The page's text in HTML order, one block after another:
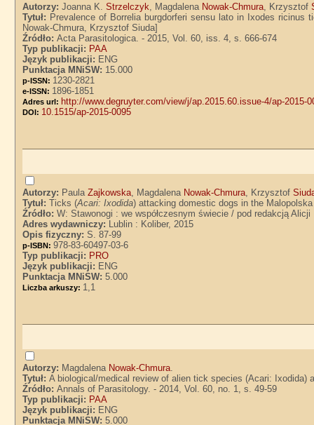
Autorzy:Joanna K.Strzelczyk , Magdalena Nowak-Chmura , Krzysztof
Tytuł: Prevalence of Borrelia burgdorferi sensu lato in Ixodes
Nowak-Chmura, Krzysztof Siuda]
Źródło:Acta Parasitologica. - 2015, Vol. 60, iss. 4, s. 666-674
Typ publikacji: PAA
Język publikacji: ENG
Punktacja MNiSW: 15.000
p-ISSN: 1230-2821
e-ISSN: 1896-1851
Adres url: http://www.degruyter.com/view/j/ap.2015.60.issue-4/ap-2015-
DOI: 10.1515/ap-2015-0095
Autorzy: PaulaZajkowska , Magdalena Nowak-Chmura , Krzysztof
Tytuł:Ticks (Acari: Ixodida) attacking domestic dogs in the
Źródło:W: Stawonogi : we współczesnym świecie / pod redakcją Alicji
Adres wydawniczy:
Lublin : Koliber, 2015
Opis fizyczny:S. 87-99
p-ISBN:978-83-60497-03-6
Typ publikacji: PRO
Język publikacji: ENG
Punktacja MNiSW:5.000
Liczba arkuszy: 1,1
Autorzy: Magdalena Nowak-Chmura
Tytuł:A biological/medical review of alien tick species (Acari: Ixodida)
Źródło:Annals of Parasitology. - 2014, Vol. 60, no. 1, s. 49-59
Typ publikacji: PAA
Język publikacji: ENG
Punktacja MNiSW:5.000